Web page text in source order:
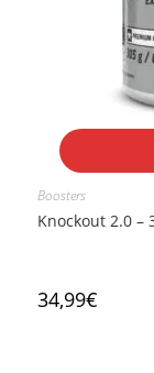
Boosters
Knockout 2.0 –
34,99€